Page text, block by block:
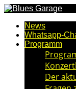
News
Whatsapp-
Programm
Der